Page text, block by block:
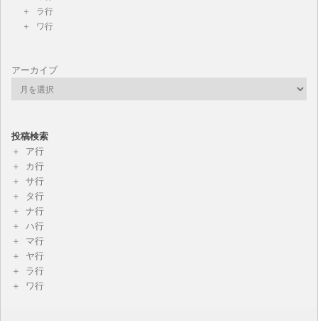
ラ行
ワ行
アーカイブ
投稿検索
ア行
カ行
サ行
タ行
ナ行
ハ行
マ行
ヤ行
ラ行
ワ行